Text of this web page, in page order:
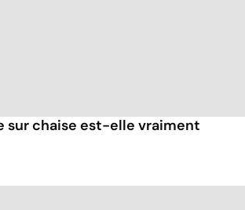
sur chaise est-elle vraiment